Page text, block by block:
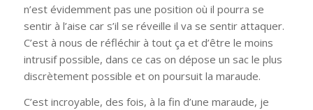
n’est évidemment pas une position où il pourra se
sentir à l’aise car s’il se réveille il va se sentir attaquer.
C’est à nous de réfléchir à tout ça et d’être le moins
intrusif possible, dans ce cas on dépose un sac le plus
discrètement possible et on poursuit la maraude.
C’est incroyable, des fois, à la fin d’une maraude, je